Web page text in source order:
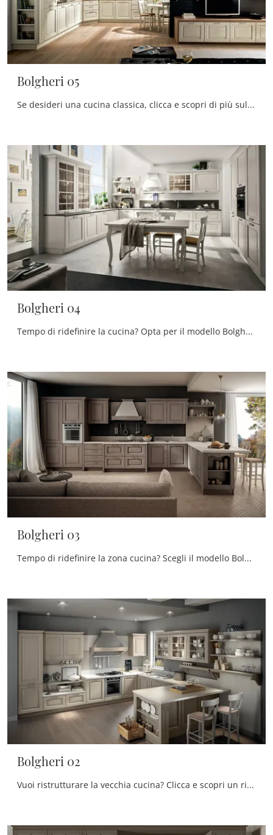
Bolgheri 05
Se desideri una cucina classica, clicca e scopri di più sul modello Bolgheri 05 Stosa.
Bolgheri 04
Tempo di ridefinire la cucina? Opta per il modello Bolgheri 04 Stosa tra le nostre Cucine Classiche ad angolo.
Bolgheri 03
Tempo di ridefinire la zona cucina? Scegli il modello Bolgheri 03 Stosa tra le nostre Cucine Classiche con penisola.
Bolgheri 02
Vuoi ristrutturare la vecchia cucina? Clicca e scopri un ricco catalogo di soluzioni classiche con penisola: Bolgheri 02 ti sta aspettando!